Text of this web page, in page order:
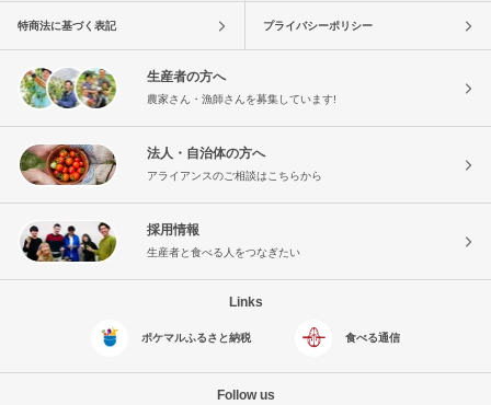
特商法に基づく表記 プライバシーポリシー
生産者の方へ
農家さん・漁師さんを募集しています!
法人・自治体の方へ
アライアンスのご相談はこちらから
採用情報
生産者と食べる人をつなぎたい
Links
ポケマルふるさと納税 食べる通信
Follow us